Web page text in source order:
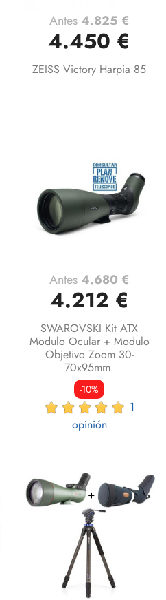
Antes4.825 €
4.450 €
ZEISS Victory Harpia 85
Antes4.680 €
4.212 €
SWAROVSKI Kit ATX
Modulo Ocular + Modulo
Objetivo Zoom 30-
70x95mm.
-10%
1
opinión